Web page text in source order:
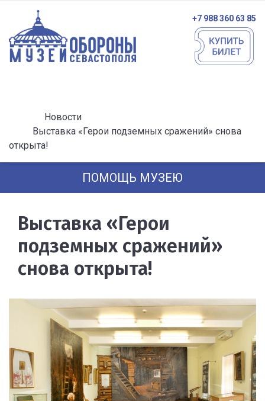
+7 988 360 63 85
Новости
Выставка «Герои подземных сражений» снова
открыта!
ПОМОЩЬ МУЗЕЮ
Выставка «Герои
подземных сражений»
снова открыта!